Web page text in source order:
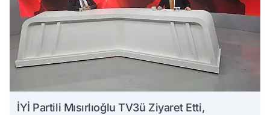
İYİ Partili Mısırlıoğlu TV3ü Ziyaret Etti,